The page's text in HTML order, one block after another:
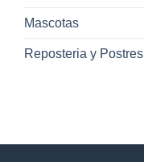
Mascotas
Reposteria y Postres